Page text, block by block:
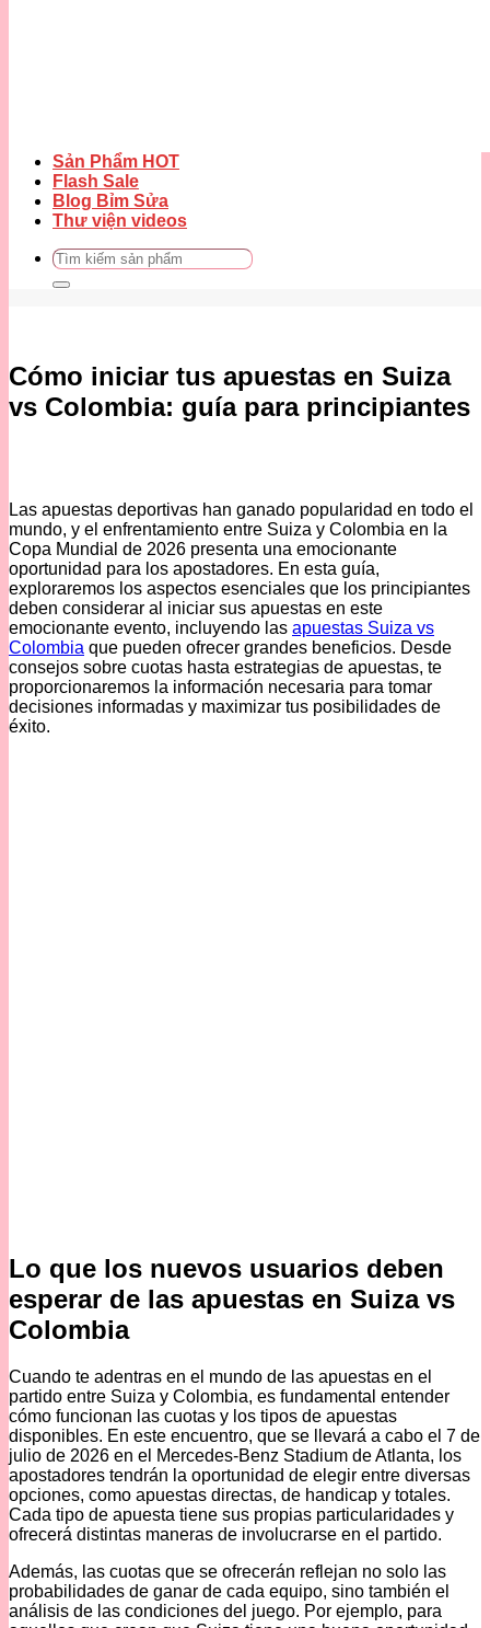
Sản Phẩm HOT
Flash Sale
Blog Bỉm Sửa
Thư viện videos
Tìm
Cómo iniciar tus apuestas en Suiza
vs Colombia: guía para principiantes
Las apuestas deportivas han ganado popularidad en todo el
mundo, y el enfrentamiento entre Suiza y Colombia en la
Copa Mundial de 2026 presenta una emocionante
oportunidad para los apostadores. En esta guía,
exploraremos los aspectos esenciales que los principiantes
deben considerar al iniciar sus apuestas en este
emocionante evento, incluyendo las apuestas Suiza vs
Colombia que pueden ofrecer grandes beneficios. Desde
consejos sobre cuotas hasta estrategias de apuestas, te
proporcionaremos la información necesaria para tomar
decisiones informadas y maximizar tus posibilidades de
éxito.
Lo que los nuevos usuarios deben
esperar de las apuestas en Suiza vs
Colombia
Cuando te adentras en el mundo de las apuestas en el
partido entre Suiza y Colombia, es fundamental entender
cómo funcionan las cuotas y los tipos de apuestas
disponibles. En este encuentro, que se llevará a cabo el 7 de
julio de 2026 en el Mercedes-Benz Stadium de Atlanta, los
apostadores tendrán la oportunidad de elegir entre diversas
opciones, como apuestas directas, de handicap y totales.
Cada tipo de apuesta tiene sus propias particularidades y
ofrecerá distintas maneras de involucrarse en el partido.
Además, las cuotas que se ofrecerán reflejan no solo las
probabilidades de ganar de cada equipo, sino también el
análisis de las condiciones del juego. Por ejemplo, para